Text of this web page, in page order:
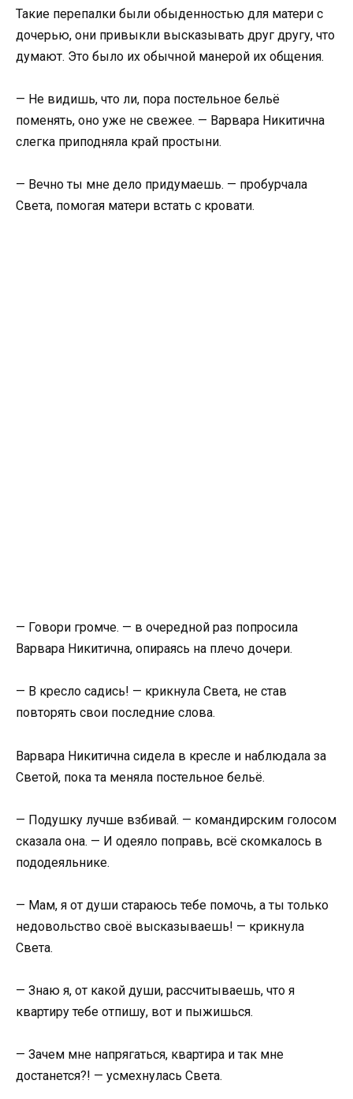
Такие перепалки были обыденностью для матери с
дочерью, они привыкли высказывать друг другу, что
думают. Это было их обычной манерой их общения.
— Не видишь, что ли, пора постельное бельё
поменять, оно уже не свежее. — Варвара Никитична
слегка приподняла край простыни.
— Вечно ты мне дело придумаешь. — пробурчала
Света, помогая матери встать с кровати.
— Говори громче. — в очередной раз попросила
Варвара Никитична, опираясь на плечо дочери.
— В кресло садись! — крикнула Света, не став
повторять свои последние слова.
Варвара Никитична сидела в кресле и наблюдала за
Светой, пока та меняла постельное бельё.
— Подушку лучше взбивай. — командирским голосом
сказала она. — И одеяло поправь, всё скомкалось в
пододеяльнике.
— Мам, я от души стараюсь тебе помочь, а ты только
недовольство своё высказываешь! — крикнула
Света.
— Знаю я, от какой души, рассчитываешь, что я
квартиру тебе отпишу, вот и пыжишься.
— Зачем мне напрягаться, квартира и так мне
достанется?! — усмехнулась Света.